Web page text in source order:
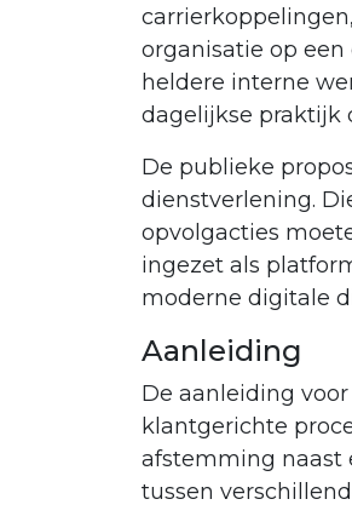
organisatie op
heldere interne
dagelijkse praktijk
De publieke
dienstverlening.
opvolgacties
ingezet als
moderne digitale
Aanleiding
De aanleiding
klantgerichte
afstemming naast
tussen